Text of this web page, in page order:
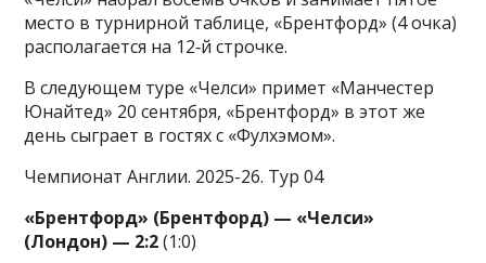
место в турнирной таблице, «Брентфорд» (4 очка)
располагается на 12‑й строчке.
В следующем туре «Челси» примет «Манчестер
Юнайтед» 20 сентября, «Брентфорд» в этот же
день сыграет в гостях с «Фулхэмом».
Чемпионат Англии. 2025-26. Тур 04
«Брентфорд» (Брентфорд) — «Челси»
(Лондон) — 2:2(1:0)